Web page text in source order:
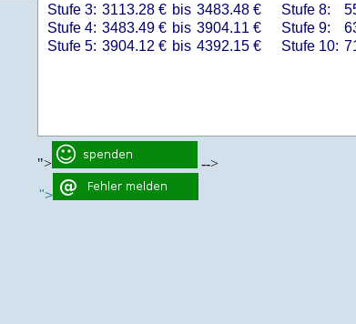
Stufe 3: 3113.28 € bis 3483.48 €
Stufe 4: 3483.49 € bis 3904.11 €
Stufe 5: 3904.12 € bis 4392.15 €
Stufe 8:
Stufe 9:
Stufe 10:
"> -->
">